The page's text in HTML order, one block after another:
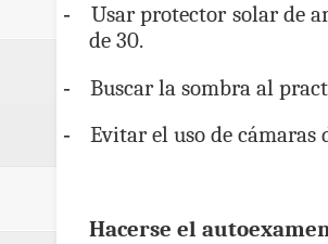
-
Usar protector solar de
de 30.
-
Buscar la sombra al
-
Evitar el uso de cámaras
Hacerse el